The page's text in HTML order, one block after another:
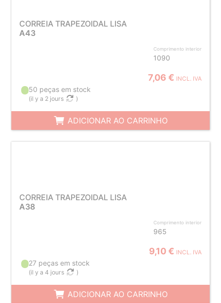
CORREIA TRAPEZOIDAL LISA
A43
Comprimento interior
1090
7,06 € INCL. IVA
50 peças em stock
(il y a 2 jours )
ADICIONAR AO CARRINHO
CORREIA TRAPEZOIDAL LISA
A38
Comprimento interior
965
9,10 € INCL. IVA
27 peças em stock
(il y a 4 jours )
ADICIONAR AO CARRINHO